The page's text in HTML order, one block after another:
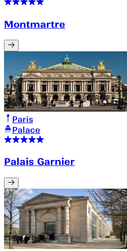
Montmartre
Paris
Palace
Palais Garnier